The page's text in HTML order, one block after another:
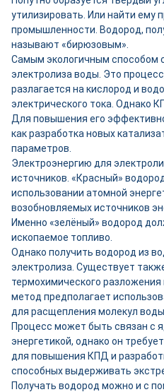
утилизировать. Или найти ему
промышленности. Водород,
называют «бирюзовым».
Самым экологичным способом
электролиза воды. Это
разлагается на кислород и
электрического тока. Однако
Для повышения его
как разработка новых
параметров.
Электроэнергию для
источников. «Красный»
использовании атомной
возобновляемых источников
Именно «зелёный» водород
ископаемое топливо.
Однако получить водород из
электролиза. Существует
термохимического
метод предполагает
для расщепления молекул
Процесс может быть связан с
энергетикой, однако он
для повышения КПД и
способных выдерживать
Получать водород можно и с